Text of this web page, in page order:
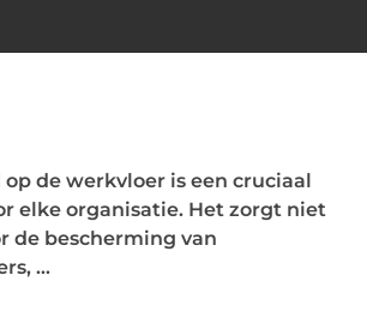
de werkvloer is een cruciaal
elke organisatie. Het zorgt niet
de bescherming van
...